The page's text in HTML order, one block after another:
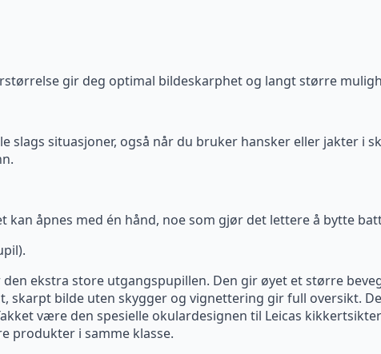
gir deg optimal bildeskarphet og langt større
slags situasjoner, også når du bruker hansker eller jakter i
åpnes med én hånd, noe som gjør det lettere å bytte
ekstra store utgangspupillen. Den gir øyet et større
skarpt bilde uten skygger og vignettering gir full oversikt.
være den spesielle okulardesignen til Leicas
produkter i samme klasse.